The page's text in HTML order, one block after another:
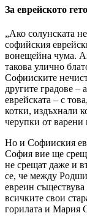
За еврейското гето
„Ако солунската
софийския
вонещейна чума.
такова улично
Софииските
другите градове –
еврейската – с
котки, издъхнали
черупки от
Но и Софииския
София вие ще
не срещат даже и
се, че между
евреин
всичките свои
горилата и Мария